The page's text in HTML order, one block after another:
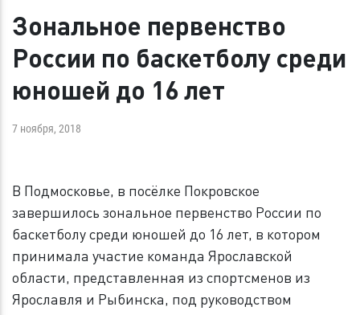
Зональное первенство
России по баскетболу среди
юношей до 16 лет
7 ноября, 2018
В Подмосковье, в посёлке Покровское
завершилось зональное первенство России по
баскетболу среди юношей до 16 лет, в котором
принимала участие команда Ярославской
области, представленная из спортсменов из
Ярославля и Рыбинска, под руководством